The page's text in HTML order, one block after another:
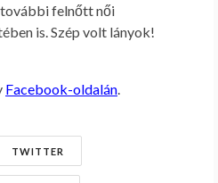
felnőtt női
is. Szép volt lányok!
Facebook-oldalán
TWITTER